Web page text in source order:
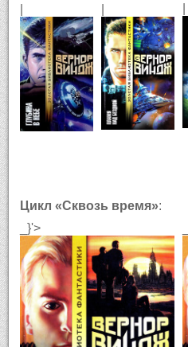
Цикл «Сквозь время»:
_}'>